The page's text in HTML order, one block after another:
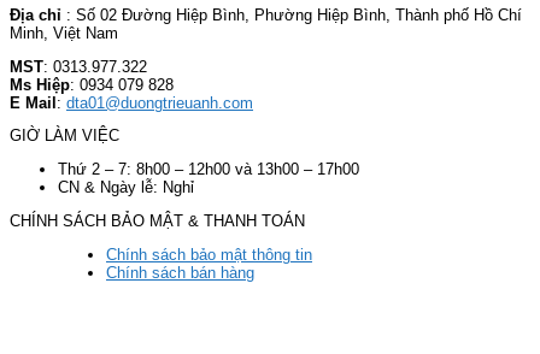
Địa chỉ : Số 02 Đường Hiệp Bình, Phường Hiệp Bình, Thành phố Hồ Chí
Minh, Việt Nam
MST: 0313.977.322
Ms Hiệp: 0934 079 828
E Mail: dta01@duongtrieuanh.com
GIỜ LÀM VIỆC
Thứ 2 – 7: 8h00 – 12h00 và 13h00 – 17h00
CN & Ngày lễ: Nghỉ
CHÍNH SÁCH BẢO MẬT & THANH TOÁN
Chính sách bảo mật thông tin
Chính sách bán hàng